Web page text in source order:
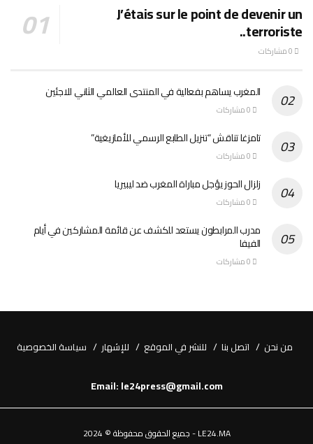
J’étais sur le point de devenir un
terroriste..
المغرب يساهم بفعالية في المنتدى العالمي الثاني للاجئين
تامزغا تناقش “تنزيل الطابع الرسمي للأمازيغية”
زلزال الحوز يؤجل مباراة المغرب ضد ليبيريا
مدرب المرابطون يستعد للكشف عن قائمة المشاركين في أيام
الفيفا
من نحن اتصل بنا للنشر في الموقع للإشهار سياسة الخصوصية
Email: le24press@gmail.com
LE24.MA - جميع الحقوق محفوظة © 2024